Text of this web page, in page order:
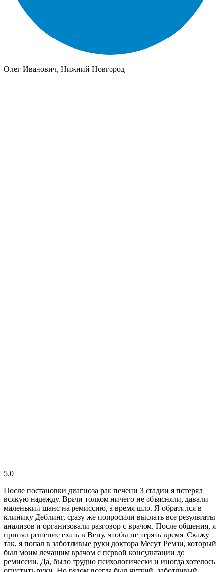
Олег Иванович, Нижний Новгород
5.0
После постановки диагноза рак печени 3 стадии я потерял
всякую надежду. Врачи толком ничего не объясняли, давали
маленький шанс на ремиссию, а время шло. Я обратился в
клинику Деблинг, сразу же попросили выслать все результаты
анализов и организовали разговор с врачом. После общения, я
принял решение ехать в Вену, чтобы не терять время. Скажу
так, я попал в заботливые руки доктора Месут Ремзи, который
был моим лечащим врачом с первой консультации до
ремиссии. Да, было трудно психологически и иногда хотелось
опустить руки. Но рядом всегда был чуткий, заботливый,